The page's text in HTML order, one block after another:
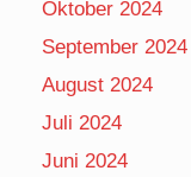
Oktober 2024
September 2024
August 2024
Juli 2024
Juni 2024